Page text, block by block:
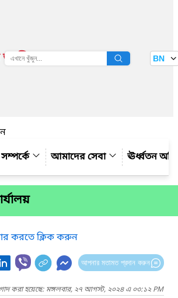
তথ্য বাতায়ন BN
আমাদের সেবা ঊর্ধ্বতন
করতে ক্লিক করুন
আপনার মতামত প্রদান করুন
করা হয়েছে: মঙ্গলবার, ২৭ আগস্ট, ২০২৪ এ ০৩:১২ PM